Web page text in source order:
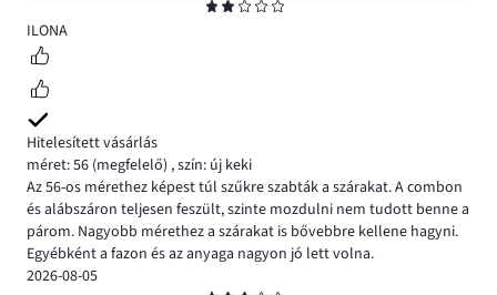
2
ILONA
Hitelesített vásárlás
méret: 56 (megfelelő) ,szín: új keki
Az 56-os mérethez képest túl szűkre szabták a szárakat. A combon
és alábszáron teljesen feszült, szinte mozdulni nem tudott benne a
párom. Nagyobb mérethez a szárakat is bővebbre kellene hagyni.
Egyébként a fazon és az anyaga nagyon jó lett volna.
2026-08-05